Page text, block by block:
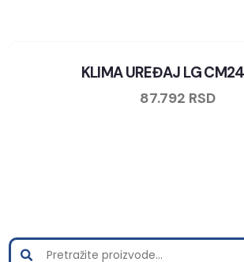
KLIMA UREĐAJ LG
87.792 RSD